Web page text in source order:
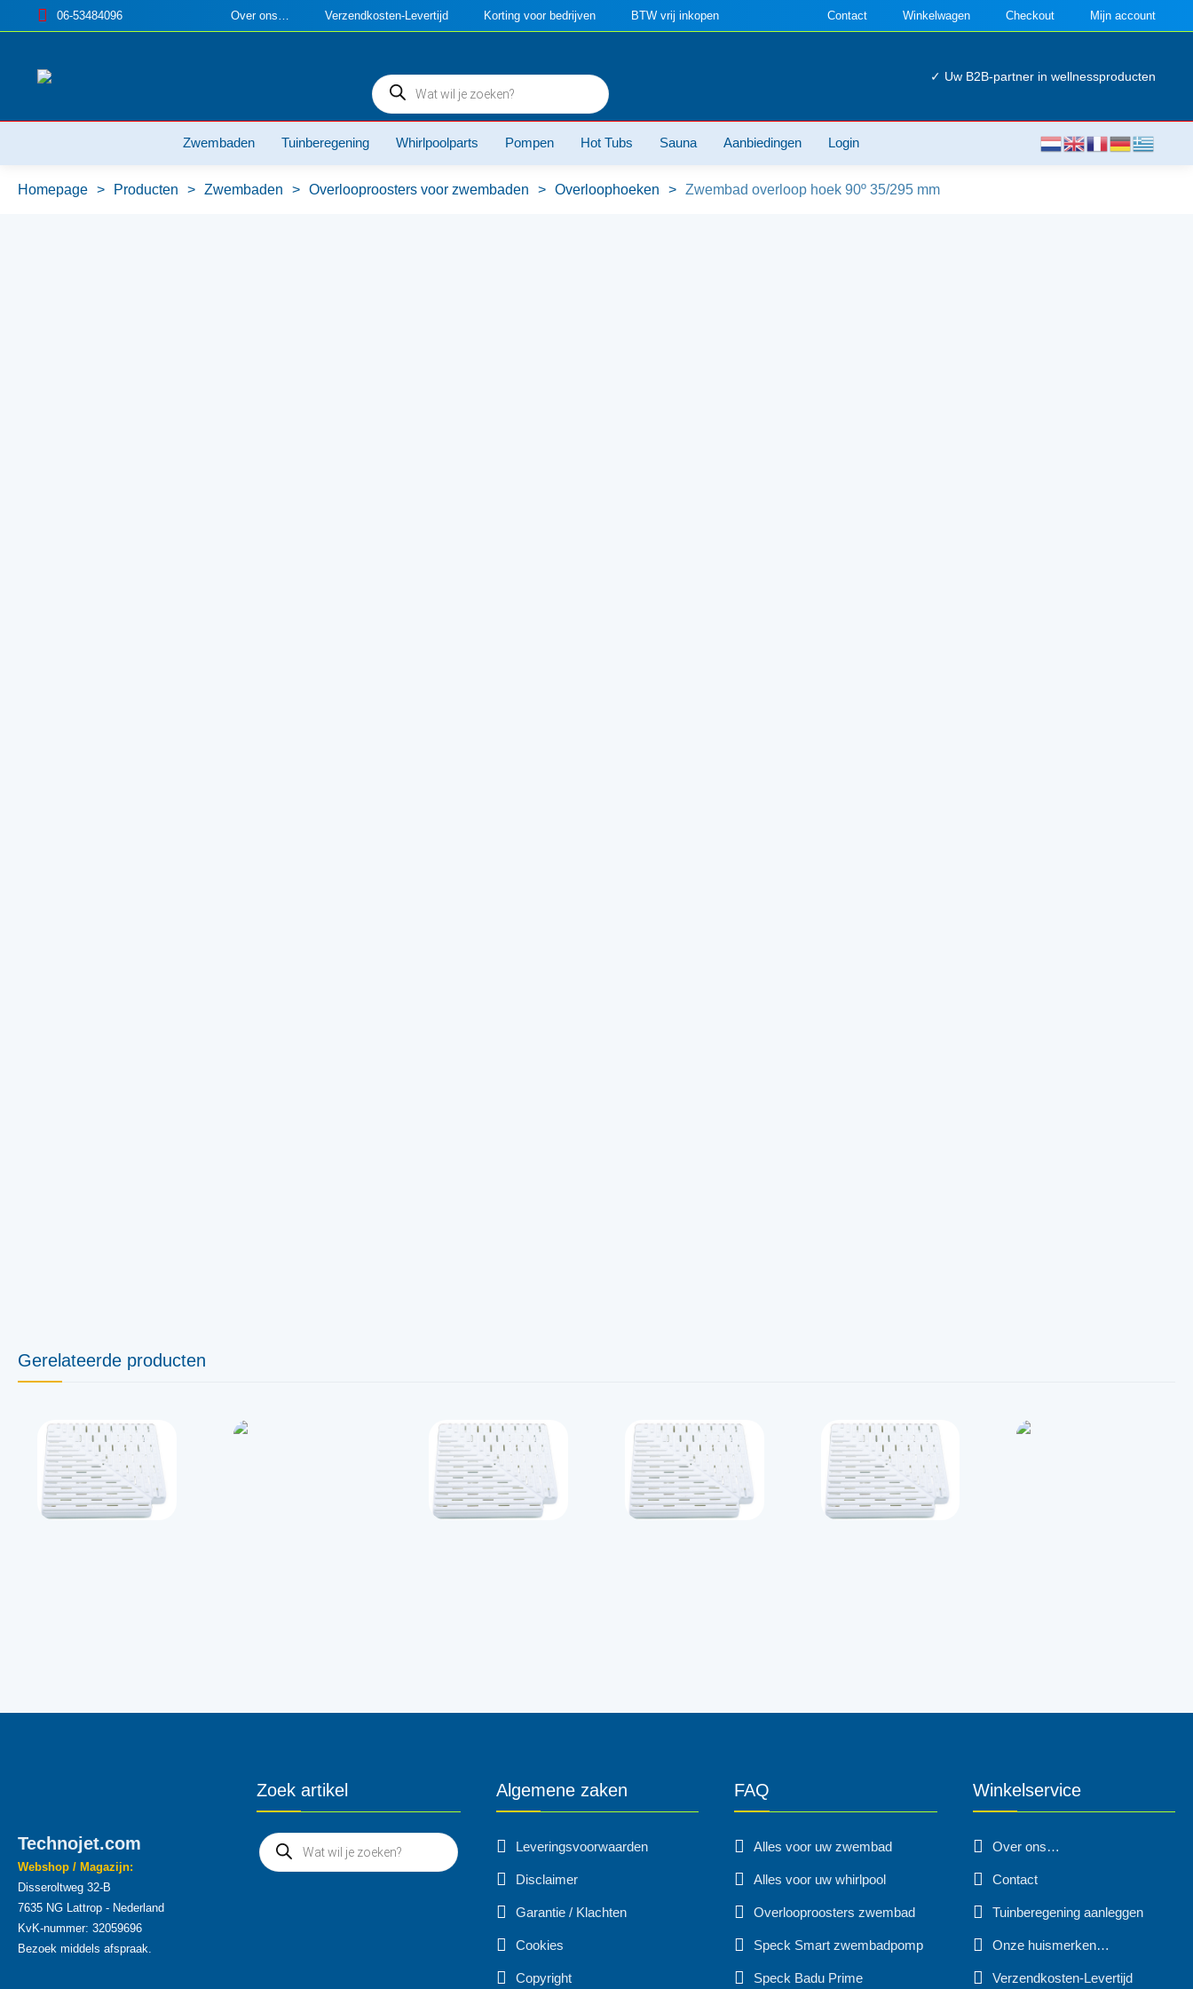
06-53484096 Over ons… Verzendkosten-Levertijd Korting voor bedrijven BTW vrij inkopen Contact Winkelwagen Checkout Mijn account
Producten
zoeken
✓ Uw B2B-partner in wellnessproducten
Zwembaden Tuinberegening Whirlpoolparts Pompen Hot Tubs Sauna Aanbiedingen Login
Homepage > Producten > Zwembaden > Overlooproosters voor zwembaden > Overloophoeken > Zwembad overloop hoek 90º 35/295 mm
Gerelateerde producten
Technojet.com
Webshop / Magazijn:
Disseroltweg 32-B
7635 NG Lattrop - Nederland
KvK-nummer: 32059696
Bezoek middels afspraak.
Zoek artikel Algemene zaken
Leveringsvoorwaarden
Disclaimer
Garantie / Klachten
Cookies
Copyright
FAQ
Alles voor uw zwembad
Alles voor uw whirlpool
Overlooproosters zwembad
Speck Smart zwembadpomp
Speck Badu Prime
Winkelservice
Over ons…
Contact
Tuinberegening aanleggen
Onze huismerken…
Verzendkosten-Levertijd